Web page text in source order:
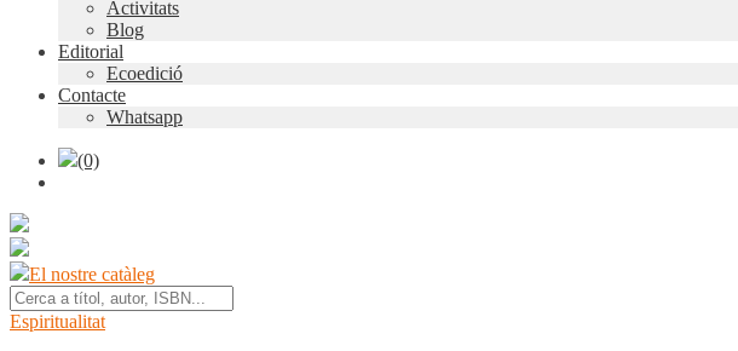
Activitats
Blog
Editorial
Ecoedició
Contacte
Whatsapp
(0)
El nostre catàleg
Espiritualitat